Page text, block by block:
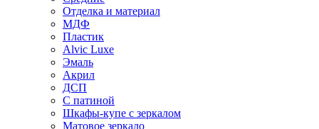
Отделка и материал
МДФ
Пластик
Alvic Luxe
Эмаль
Акрил
ДСП
С патиной
Шкафы-купе с зеркалом
Матовое зеркало